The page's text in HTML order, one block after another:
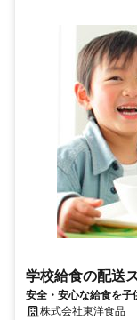
学校給食の配送
安全・安心な給食を子
大募集致します。
株式会社東洋食品